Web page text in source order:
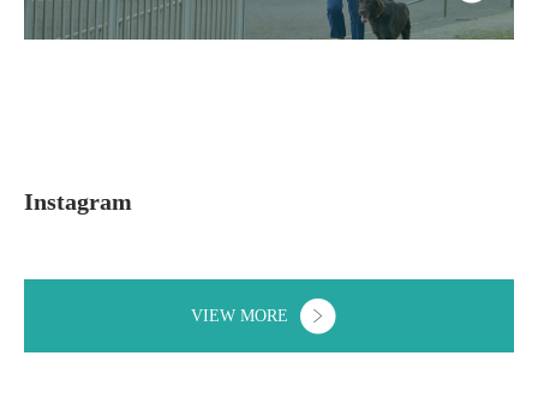
Instagram
VIEW MORE